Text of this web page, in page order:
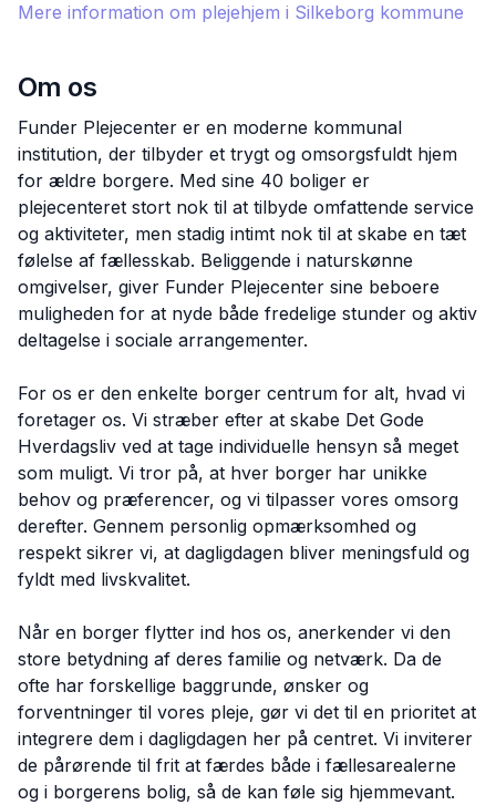
Mere information om plejehjem i Silkeborg kommune
Om os
Funder Plejecenter er en moderne kommunal
institution, der tilbyder et trygt og omsorgsfuldt hjem
for ældre borgere. Med sine 40 boliger er
plejecenteret stort nok til at tilbyde omfattende service
og aktiviteter, men stadig intimt nok til at skabe en tæt
følelse af fællesskab. Beliggende i naturskønne
omgivelser, giver Funder Plejecenter sine beboere
muligheden for at nyde både fredelige stunder og aktiv
deltagelse i sociale arrangementer.
For os er den enkelte borger centrum for alt, hvad vi
foretager os. Vi stræber efter at skabe Det Gode
Hverdagsliv ved at tage individuelle hensyn så meget
som muligt. Vi tror på, at hver borger har unikke
behov og præferencer, og vi tilpasser vores omsorg
derefter. Gennem personlig opmærksomhed og
respekt sikrer vi, at dagligdagen bliver meningsfuld og
fyldt med livskvalitet.
Når en borger flytter ind hos os, anerkender vi den
store betydning af deres familie og netværk. Da de
ofte har forskellige baggrunde, ønsker og
forventninger til vores pleje, gør vi det til en prioritet at
integrere dem i dagligdagen her på centret. Vi inviterer
de pårørende til frit at færdes både i fællesarealerne
og i borgerens bolig, så de kan føle sig hjemmevant.